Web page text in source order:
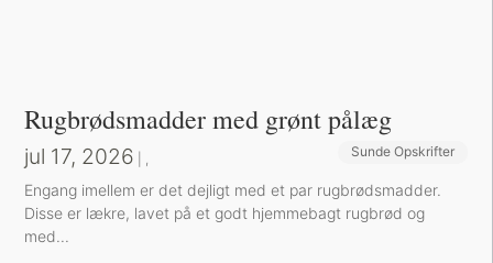
Rugbrødsmadder med grønt pålæg
jul 17, 2026 Sund Aftensmad
Sunde Opskrifter
Engang imellem er det dejligt med et par rugbrødsmadder.
Disse er lækre, lavet på et godt hjemmebagt rugbrød og
med...